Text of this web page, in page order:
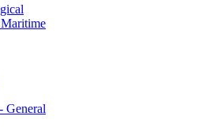
General